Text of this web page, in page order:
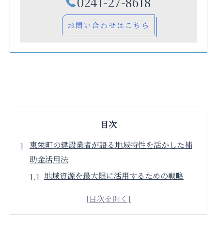
お問い合わせはこちら
目次
東栄町の建設業者が語る地域特性を活かした補
助金活用法
地域資源を最大限に活用するための戦略